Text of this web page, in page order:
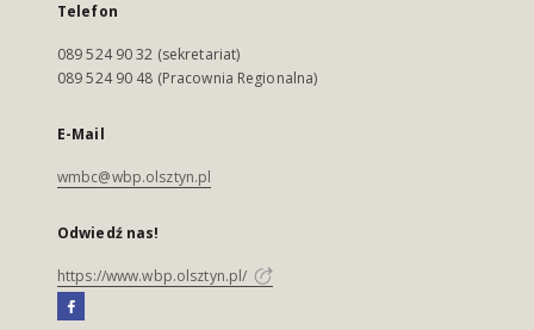
Telefon
089 524 90 32 (sekretariat)
089 524 90 48 (Pracownia Regionalna)
E-Mail
wmbc@wbp.olsztyn.pl
Odwiedź nas!
https://www.wbp.olsztyn.pl/